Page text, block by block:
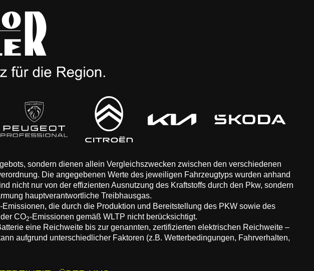
sondern dienen allein Vergleichszwecken zwischen den verschiedenen
Die angegebenen Werte des jeweiligen Fahrzeugtyps wurden anhand
nicht nur von der effizienten Ausnutzung des Kraftstoffs durch den Pkw, sondern
hauptverantwortliche Treibhausgas.
-Emissionen, die durch die Produktion und Bereitstellung des PKW sowie des
CO2-Emissionen gemäß WLTP nicht berücksichtigt.
eine Reichweite bis zur genannten, zertifizierten elektrischen Reichweite –
aufgrund unterschiedlicher Faktoren (z.B. Wetterbedingungen, Fahrverhalten,